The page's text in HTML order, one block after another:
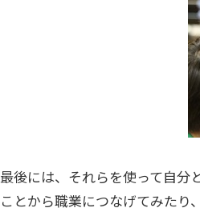
最後には、それらを使って自分
ことから職業につなげてみたり